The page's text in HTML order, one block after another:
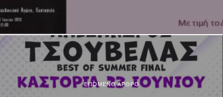
ΕΠΌΜΕΝΟ ΆΡΘΡΟ